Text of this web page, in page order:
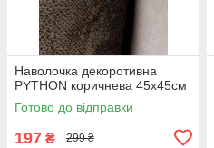
Наволочка декоротивна
PYTHON коричнева 45х45см
Готово до відправки
197 ₴ 299 ₴